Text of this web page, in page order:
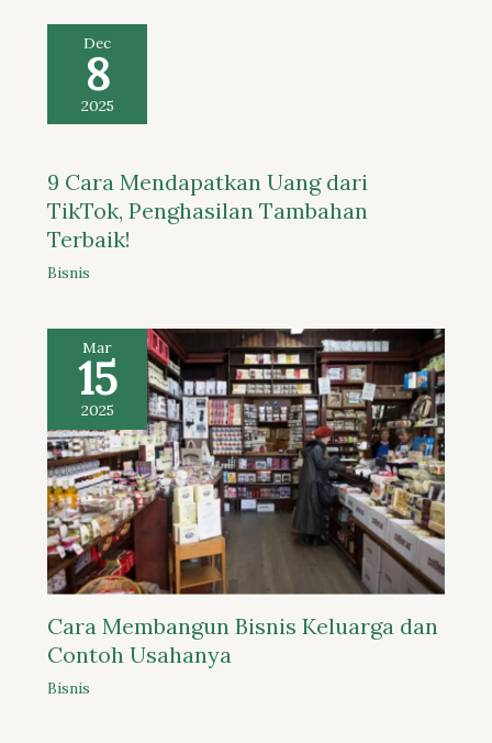
Dec
8
2025
9 Cara Mendapatkan Uang dari
TikTok, Penghasilan Tambahan
Terbaik!
Bisnis
Mar
15
2025
Cara Membangun Bisnis Keluarga dan
Contoh Usahanya
Bisnis